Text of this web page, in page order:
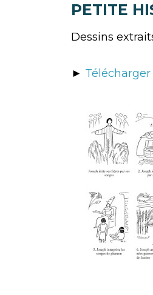
PETITE
Dessins
►